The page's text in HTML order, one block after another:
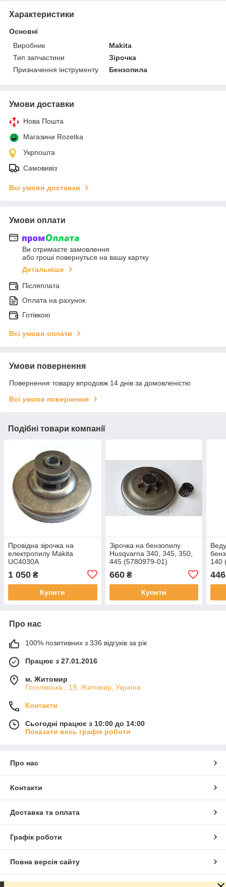
Характеристики
Основні
Виробник
Makita
Тип запчастини
Зірочка
Призначення інструменту
Бензопила
Умови доставки
Нова Пошта
Магазини Rozetka
Укрпошта
Самовивіз
Всі умови доставки
Умови оплати
Ви отримаєте замовлення
або гроші повернуться на вашу картку
Детальніше
Післяплата
Оплата на рахунок
Готівкою
Всі умови оплати
Умови повернення
Повернення товару впродовж 14 днів за домовленістю
Всі умови повернення
Подібні товари компанії
Провідна зірочка на
електропилу Makita
UC4030A
1 050 ₴
Купити
Зірочка на бензопилу
Husqvarna 340, 345, 350,
445 (5780979-01)
660₴
Купити
140
446
Про нас
100% позитивних з 336 відгуків за рік
Працює з 27.01.2016
м. Житомир
Гоголівська , 19, Житомир, Україна
Контакти
Сьогодні працює з 10:00 до 14:00
Показати весь графік роботи
Про нас
Контакти
Доставка та оплата
Графік роботи
Повна версія сайту